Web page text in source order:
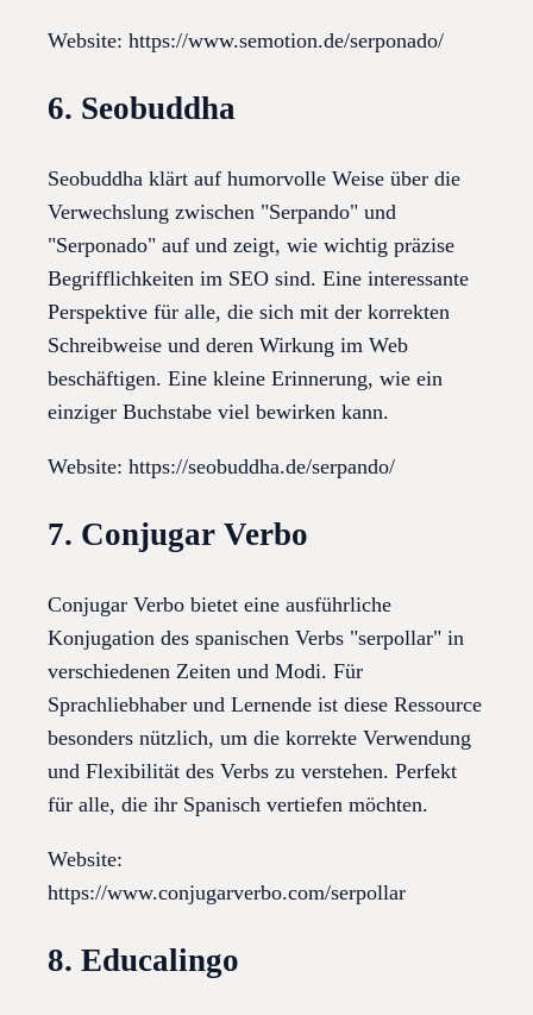
Website: https://www.semotion.de/serponado/
6. Seobuddha
Seobuddha klärt auf humorvolle Weise über die
Verwechslung zwischen "Serpando" und
"Serponado" auf und zeigt, wie wichtig präzise
Begrifflichkeiten im SEO sind. Eine interessante
Perspektive für alle, die sich mit der korrekten
Schreibweise und deren Wirkung im Web
beschäftigen. Eine kleine Erinnerung, wie ein
einziger Buchstabe viel bewirken kann.
Website: https://seobuddha.de/serpando/
7. Conjugar Verbo
Conjugar Verbo bietet eine ausführliche
Konjugation des spanischen Verbs "serpollar" in
verschiedenen Zeiten und Modi. Für
Sprachliebhaber und Lernende ist diese Ressource
besonders nützlich, um die korrekte Verwendung
und Flexibilität des Verbs zu verstehen. Perfekt
für alle, die ihr Spanisch vertiefen möchten.
Website:
https://www.conjugarverbo.com/serpollar
8. Educalingo